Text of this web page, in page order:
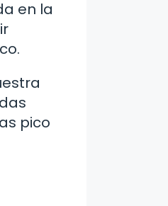
en la
pico